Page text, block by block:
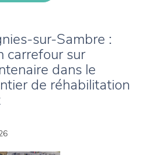
sur-Sambre :
carrefour sur
dans le
de réhabilitation